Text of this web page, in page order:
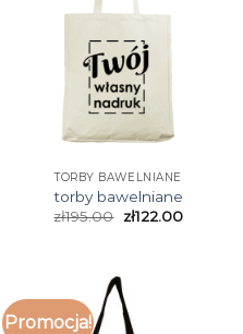
TORBY BAWELNIANE
torby bawelniane
zł195.00 zł122.00
Promocja!